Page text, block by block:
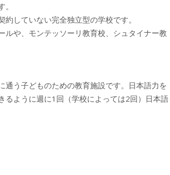
していない完全独立型の学校です。
ルや、モンテッソーリ教育校、シュタイナー教
通う子どものための教育施設です。 日本語力を
るように週に1回（学校によっては2回）日本語